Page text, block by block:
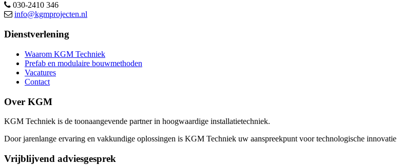
030-2410 346
info@kgmprojecten.nl
Dienstverlening
Waarom KGM Techniek
Prefab en modulaire bouwmethoden
Vacatures
Contact
Over KGM
KGM Techniek is de toonaangevende partner in hoogwaardige installatietechniek.
Door jarenlange ervaring en vakkundige oplossingen is KGM Techniek uw aanspreekpunt voor technologische innovatie
Vrijblijvend adviesgesprek